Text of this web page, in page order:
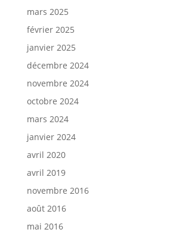
mars 2025
février 2025
janvier 2025
décembre 2024
novembre 2024
octobre 2024
mars 2024
janvier 2024
avril 2020
avril 2019
novembre 2016
août 2016
mai 2016